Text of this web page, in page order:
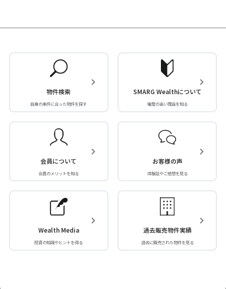
物件検索
自身の条件に合った物件を探す
SMARG Wealthについて
確度の高い理由を知る
会員について
会員のメリットを知る
お客様の声
体験談やご感想を見る
Wealth Media
投資の知識やヒントを得る
過去販売物件実績
過去に販売された物件を見る